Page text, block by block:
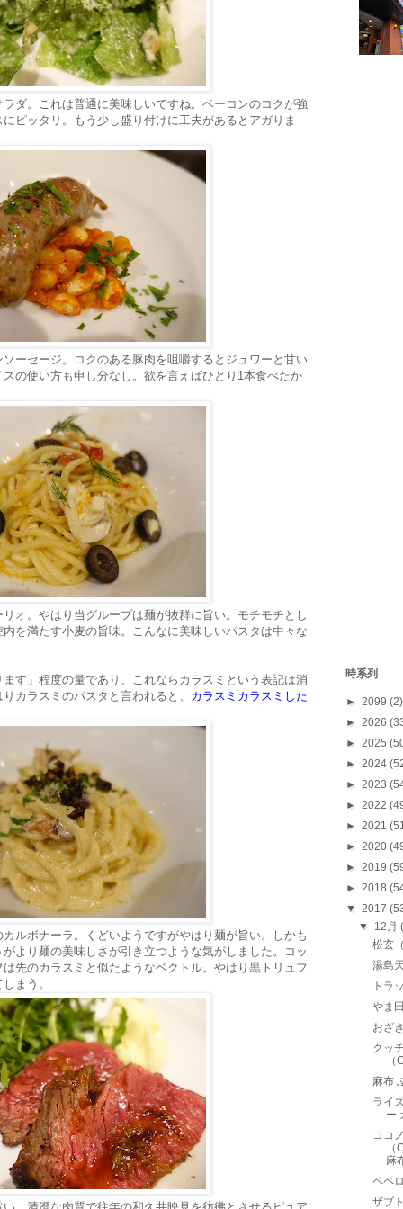
ダ。これは普通に美味しいですね。ベーコンのコクが強
ピッタリ。もう少し盛り付けに工夫があるとアガりま
ーセージ。コクのある豚肉を咀嚼するとジュワーと甘い
の使い方も申し分なし。欲を言えばひとり1本食べたか
オ。やはり当グループは麺が抜群に旨い。モチモチとし
を満たす小麦の旨味。こんなに美味しいパスタは中々な
す」程度の量であり、これならカラスミという表記は消
カラスミのパスタと言われると、 カラスミカラスミした
ルボナーラ。くどいようですがやはり麺が旨い。しかも
より麺の美味しさが引き立つような気がしました。コッ
先のカラスミと似たようなベクトル。やはり黒トリュフ
まう。
時系列
► 2099 (2)
► 2026
► 2025
► 2024
► 2023
► 2022
► 2021
► 2020
► 2019
► 2018
▼ 2017
▼ 12月
松玄
湯島
トラ
やま
おざ
クッ
麻布
ライ
ー
ココ
麻
ペペ
ザブ